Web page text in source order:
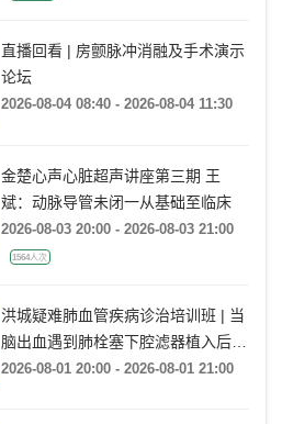
直播回看 | 房颤脉冲消融及手术演示
论坛
2026-08-04 08:40 - 2026-08-04 11:30
金楚心声心脏超声讲座第三期 王
斌：动脉导管未闭一从基础至临床
2026-08-03 20:00 - 2026-08-03 21:00
1564人次
洪城疑难肺血管疾病诊治培训班 | 当
脑出血遇到肺栓塞下腔滤器植入后何
时取出?
2026-08-01 20:00 - 2026-08-01 21:00